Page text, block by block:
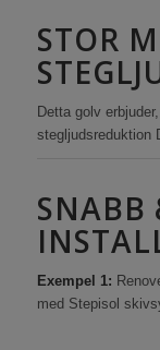
STOR
Detta golv
stegljudsreduktion
SNABB
Exempel 1:
med Stepisol